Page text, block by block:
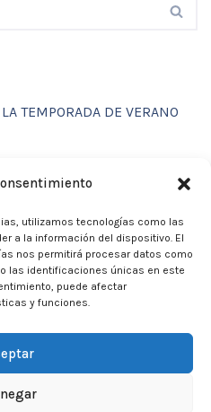
utilizamos tecnologías como las
a la información del dispositivo. El
nos permitirá procesar datos como
las identificaciones únicas en este
puede afectar
y funciones.
TEMPORADA DE VERANO
VERANO 2026 – CLUB